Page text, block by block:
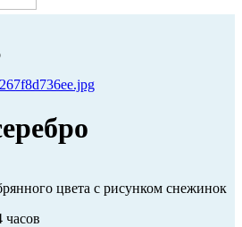
цвета с рисунком снежинок
часов